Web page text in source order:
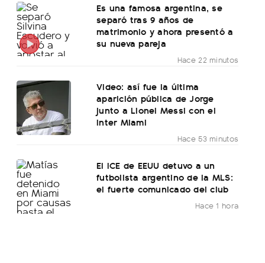
Es una famosa argentina, se
separó tras 9 años de
matrimonio y ahora presentó a
su nueva pareja
Hace 22 minutos
Video: así fue la última
aparición pública de Jorge
junto a Lionel Messi con el
Inter Miami
Hace 53 minutos
El ICE de EEUU detuvo a un
futbolista argentino de la MLS:
el fuerte comunicado del club
Hace 1 hora